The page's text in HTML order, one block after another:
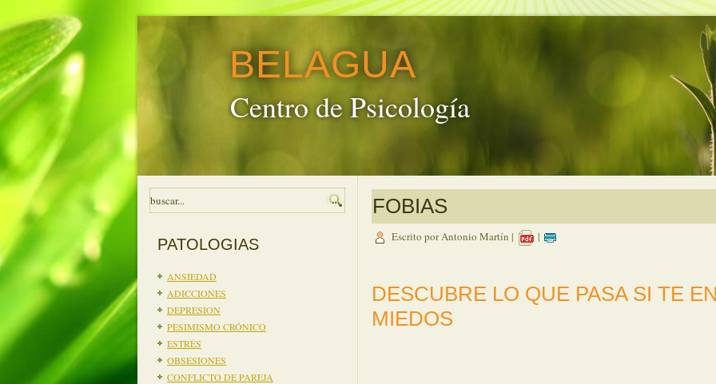
BELAGUA
Centro de Psicología
PATOLOGIAS
ANSIEDAD
ADICCIONES
DEPRESION
PESIMISMO CRÓNICO
ESTRÉS
OBSESIONES
CONFLICTO DE PAREJA
FOBIAS
Escrito por Antonio Martín | |
DESCUBRE LO QUE PASA SI TE
MIEDOS